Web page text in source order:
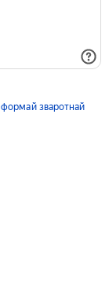
формай зваротнай